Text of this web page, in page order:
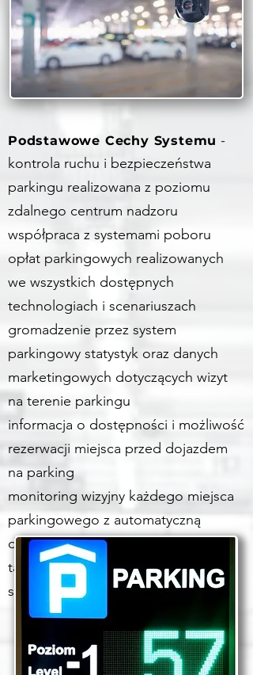
Podstawowe Cechy Systemu -
kontrola ruchu i bezpieczeństwa
parkingu realizowana z poziomu
zdalnego centrum nadzoru
współpraca z systemami poboru
opłat parkingowych realizowanych
we wszystkich dostępnych
technologiach i scenariuszach
gromadzenie przez system
parkingowy statystyk oraz danych
marketingowych dotyczących wizyt
na terenie parkingu
informacja o dostępności i możliwość
rezerwacji miejsca przed dojazdem
na parking
monitoring wizyjny każdego miejsca
parkingowego z automatyczną
detekcją niepożądanych zdarzeń to
także cecha automatycznego
systemu parkingowego